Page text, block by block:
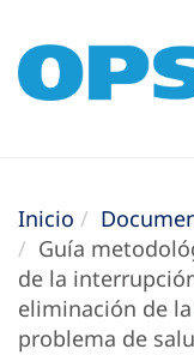
Inicio
Guía
de la
eliminación de
problema de